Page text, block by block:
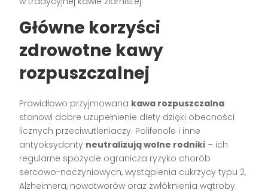
Główne korzyści
zdrowotne kawy
rozpuszczalnej
Prawidłowo przyjmowana kawa rozpuszczalna
stanowi dobre uzupełnienie diety dzięki obecności
licznych przeciwutleniaczy. Polifenole i inne
antyoksydanty neutralizują wolne rodniki – ich
regularne spożycie ogranicza ryzyko chorób
sercowo-naczyniowych, wystąpienia cukrzycy typu 2,
Alzheimera, nowotworów oraz zwłóknienia wątroby.